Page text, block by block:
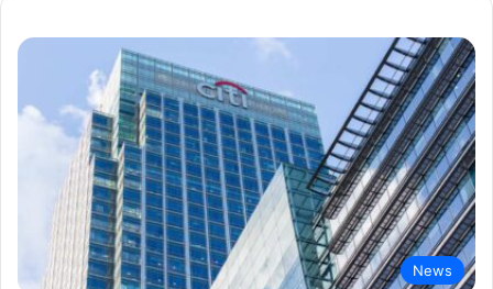
News